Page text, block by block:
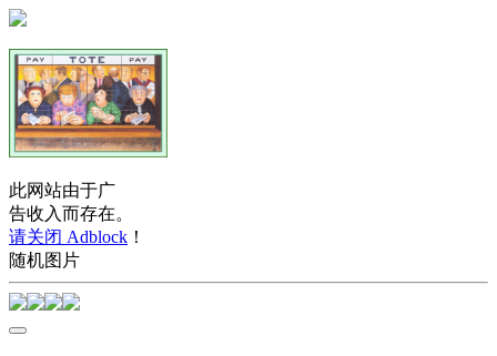
此网站由于广
告收入而存在。
请关闭 Adblock ！
随机图片